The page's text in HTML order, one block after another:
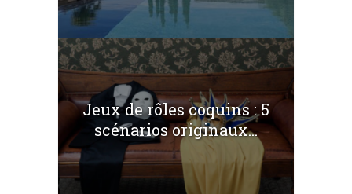
Jeux de rôles coquins : 5
scénarios originaux...